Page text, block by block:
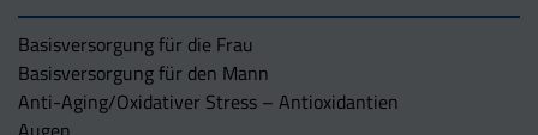
Basisversorgung für die Frau
Basisversorgung für den Mann
Anti-Aging/Oxidativer Stress – Antioxidantien